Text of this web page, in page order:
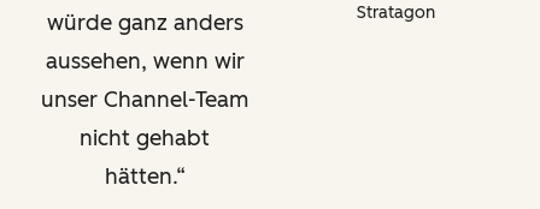
würde ganz anders
aussehen, wenn wir
unser Channel-Team
nicht gehabt
hätten.
Stratagon